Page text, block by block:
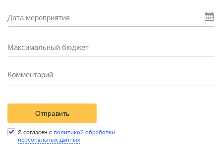
Отправить
Я согласен с политикой обработки
персональных данных